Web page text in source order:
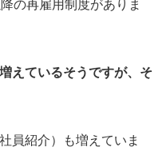
えているそうですが、そ
紹介）も増えていま